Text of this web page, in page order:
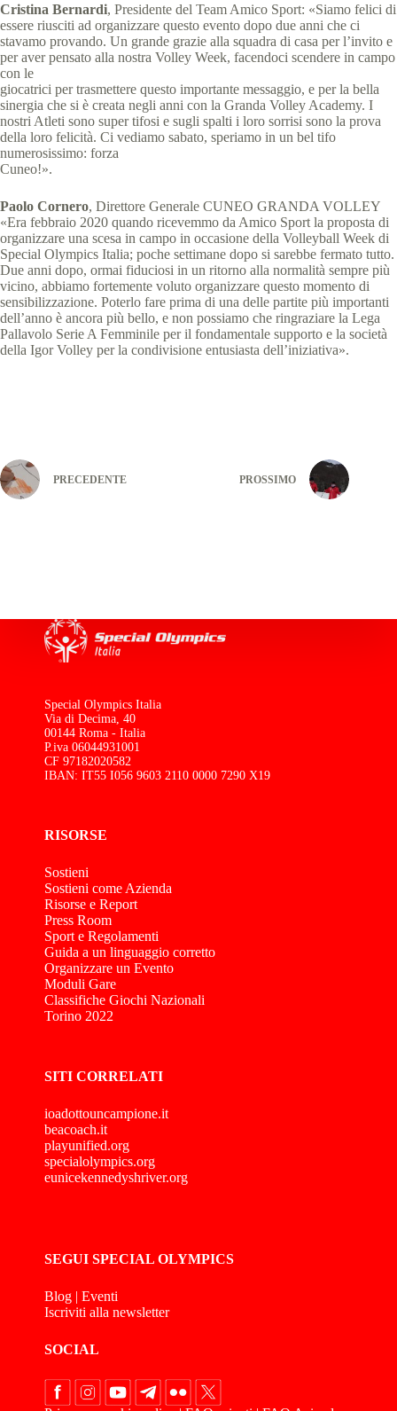
Cristina Bernardi, Presidente del Team Amico Sport: «Siamo felici di
essere riusciti ad organizzare questo evento dopo due anni che ci
stavamo provando. Un grande grazie alla squadra di casa per l’invito e
per aver pensato alla nostra Volley Week, facendoci scendere in campo
con le
giocatrici per trasmettere questo importante messaggio, e per la bella
sinergia che si è creata negli anni con la Granda Volley Academy. I
nostri Atleti sono super tifosi e sugli spalti i loro sorrisi sono la prova
della loro felicità. Ci vediamo sabato, speriamo in un bel tifo
numerosissimo: forza
Cuneo!».
Paolo Cornero, Direttore Generale CUNEO GRANDA VOLLEY
«Era febbraio 2020 quando ricevemmo da Amico Sport la proposta di
organizzare una scesa in campo in occasione della Volleyball Week di
Special Olympics Italia; poche settimane dopo si sarebbe fermato tutto.
Due anni dopo, ormai fiduciosi in un ritorno alla normalità sempre più
vicino, abbiamo fortemente voluto organizzare questo momento di
sensibilizzazione. Poterlo fare prima di una delle partite più importanti
dell’anno è ancora più bello, e non possiamo che ringraziare la Lega
Pallavolo Serie A Femminile per il fondamentale supporto e la società
della Igor Volley per la condivisione entusiasta dell’iniziativa».
PRECEDENTE PROSSIMO
Special Olympics Italia
Via di Decima, 40
00144 Roma - Italia
P.iva 06044931001
CF 97182020582
IBAN: IT55 I056 9603 2110 0000 7290 X19
RISORSE
Sostieni
Sostieni come Azienda
Risorse e Report
Press Room
Sport e Regolamenti
Guida a un linguaggio corretto
Organizzare un Evento
Moduli Gare
Classifiche Giochi Nazionali
Torino 2022
SITI CORRELATI
ioadottouncampione.it
beacoach.it
playunified.org
specialolympics.org
eunicekennedyshriver.org
SEGUI SPECIAL OLYMPICS
Blog | Eventi
Iscriviti alla newsletter
SOCIAL